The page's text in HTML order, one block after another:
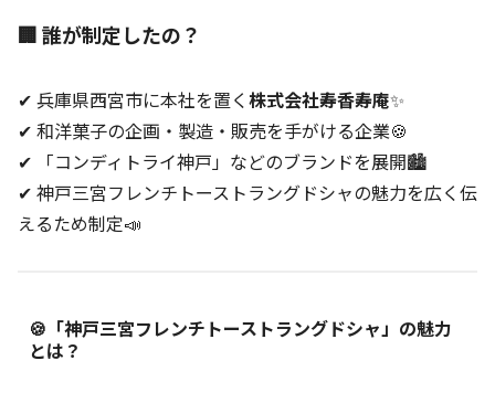
🏢 誰が制定したの？
✔ 兵庫県西宮市に本社を置く株式会社寿香寿庵✨
✔ 和洋菓子の企画・製造・販売を手がける企業🍪
✔ 「コンディトライ神戸」などのブランドを展開🏙️
✔ 神戸三宮フレンチトーストラングドシャの魅力を広く伝
えるため制定📣
🍪「神戸三宮フレンチトーストラングドシャ」の魅力
とは？